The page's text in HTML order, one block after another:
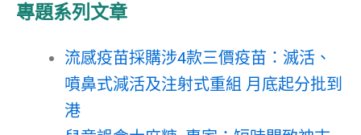
專題系列文章
流感疫苗採購涉4款三價疫苗：滅活、
噴鼻式減活及注射式重組 月底起分批到
港